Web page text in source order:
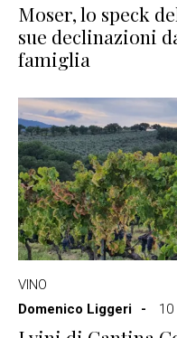
Moser, lo speck
sue declinazioni
famiglia
VINO
Domenico Liggeri